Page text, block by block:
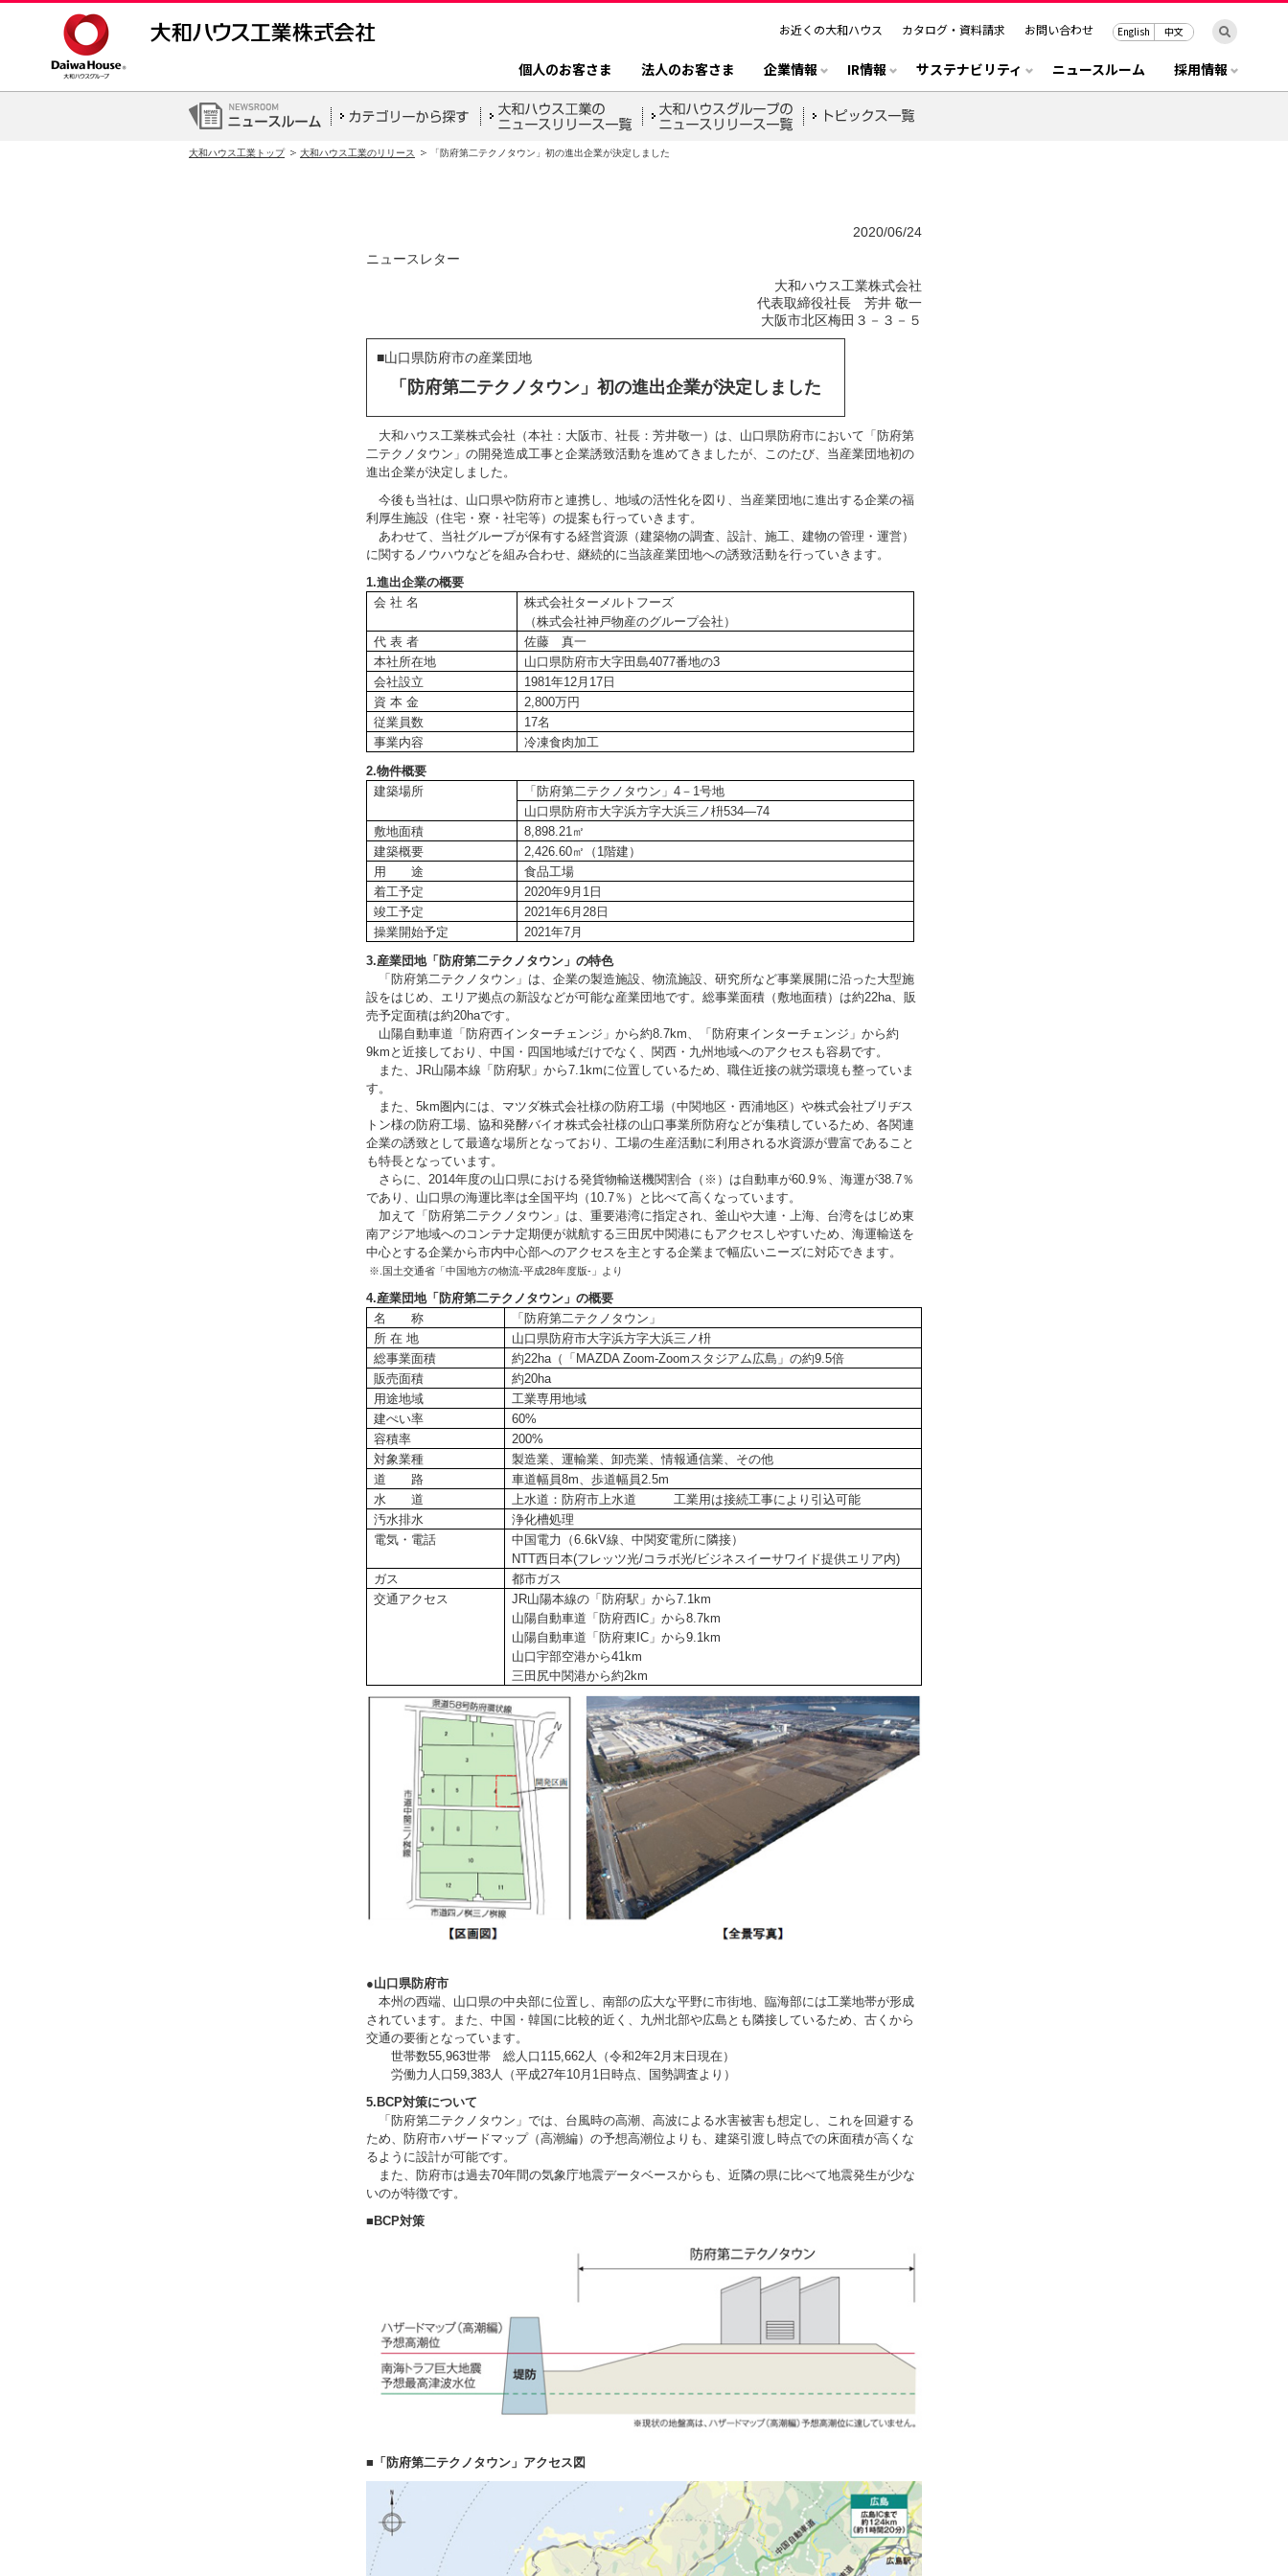
お近くの大和ハウス カタログ・資料請求 お問い合わせ English 中文
個人のお客さま 法人のお客さま 企業情報 IR情報 サステナビリティ ニュースルーム 採用情報
大和ハウス工業トップ 大和ハウス工業のリリース 「防府第二テクノタウン」初の進出企業が決定しました
2020/06/24
ニュースレター
大和ハウス工業株式会社
代表取締役社長 芳井 敬一
大阪市北区梅田３－３－５
■山口県防府市の産業団地
「防府第二テクノタウン」初の進出企業が決定しました
大和ハウス工業株式会社（本社：大阪市、社長：芳井敬一）は、山口県防府市において「防府第
二テクノタウン」の開発造成工事と企業誘致活動を進めてきましたが、このたび、当産業団地初の
進出企業が決定しました。
今後も当社は、山口県や防府市と連携し、地域の活性化を図り、当産業団地に進出する企業の福
利厚生施設（住宅・寮・社宅等）の提案も行っていきます。
あわせて、当社グループが保有する経営資源（建築物の調査、設計、施工、建物の管理・運営）
に関するノウハウなどを組み合わせ、継続的に当該産業団地への誘致活動を行っていきます。
1.進出企業の概要
会 社 名
株式会社ターメルトフーズ
（株式会社神戸物産のグループ会社）
代 表 者
佐藤 真一
本社所在地
山口県防府市大字田島4077番地の3
会社設立
1981年12月17日
資 本 金
2,800万円
従業員数
17名
事業内容
冷凍食肉加工
2.物件概要
建築場所
「防府第二テクノタウン」4－1号地
山口県防府市大字浜方字大浜三ノ枡534—74
敷地面積
8,898.21㎡
建築概要
2,426.60㎡（1階建）
用 途
食品工場
着工予定
2020年9月1日
竣工予定
2021年6月28日
操業開始予定
2021年7月
3.産業団地「防府第二テクノタウン」の特色
「防府第二テクノタウン」は、企業の製造施設、物流施設、研究所など事業展開に沿った大型施
設をはじめ、エリア拠点の新設などが可能な産業団地です。総事業面積（敷地面積）は約22ha、販
売予定面積は約20haです。
山陽自動車道「防府西インターチェンジ」から約8.7km、「防府東インターチェンジ」から約
9kmと近接しており、中国・四国地域だけでなく、関西・九州地域へのアクセスも容易です。
また、JR山陽本線「防府駅」から7.1kmに位置しているため、職住近接の就労環境も整っていま
す。
また、5km圏内には、マツダ株式会社様の防府工場（中関地区・西浦地区）や株式会社ブリヂス
トン様の防府工場、協和発酵バイオ株式会社様の山口事業所防府などが集積しているため、各関連
企業の誘致として最適な場所となっており、工場の生産活動に利用される水資源が豊富であること
も特長となっています。
さらに、2014年度の山口県における発貨物輸送機関割合（※）は自動車が60.9％、海運が38.7％
であり、山口県の海運比率は全国平均（10.7％）と比べて高くなっています。
加えて「防府第二テクノタウン」は、重要港湾に指定され、釜山や大連・上海、台湾をはじめ東
南アジア地域へのコンテナ定期便が就航する三田尻中関港にもアクセスしやすいため、海運輸送を
中心とする企業から市内中心部へのアクセスを主とする企業まで幅広いニーズに対応できます。
※.国土交通省「中国地方の物流-平成28年度版-」より
4.産業団地「防府第二テクノタウン」の概要
名 称
「防府第二テクノタウン」
所 在 地
山口県防府市大字浜方字大浜三ノ枡
総事業面積
約22ha（「MAZDA Zoom-Zoomスタジアム広島」の約9.5倍
販売面積
約20ha
用途地域
工業専用地域
建ぺい率
60%
容積率
200%
対象業種
製造業、運輸業、卸売業、情報通信業、その他
道 路
車道幅員8m、歩道幅員2.5m
水 道
上水道：防府市上水道 工業用は接続工事により引込可能
汚水排水
浄化槽処理
電気・電話
中国電力（6.6kV線、中関変電所に隣接）
NTT西日本(フレッツ光/コラボ光/ビジネスイーサワイド提供エリア内)
ガス
都市ガス
交通アクセス
JR山陽本線の「防府駅」から7.1km
山陽自動車道「防府西IC」から8.7km
山陽自動車道「防府東IC」から9.1km
山口宇部空港から41km
三田尻中関港から約2km
●山口県防府市
本州の西端、山口県の中央部に位置し、南部の広大な平野に市街地、臨海部には工業地帯が形成
されています。また、中国・韓国に比較的近く、九州北部や広島とも隣接しているため、古くから
交通の要衝となっています。
世帯数55,963世帯 総人口115,662人（令和2年2月末日現在）
労働力人口59,383人（平成27年10月1日時点、国勢調査より）
5.BCP対策について
「防府第二テクノタウン」では、台風時の高潮、高波による水害被害も想定し、これを回避する
ため、防府市ハザードマップ（高潮編）の予想高潮位よりも、建築引渡し時点での床面積が高くな
るように設計が可能です。
また、防府市は過去70年間の気象庁地震データベースからも、近隣の県に比べて地震発生が少な
いのが特徴です。
■BCP対策
■「防府第二テクノタウン」アクセス図